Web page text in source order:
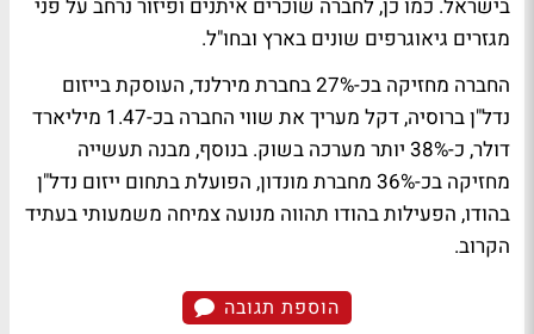
בישראל. כמו כן, לחברה שוכרים איתנים ופיזור נרחב על פני
מגזרים גיאוגרפים שונים בארץ ובחו"ל.
החברה מחזיקה בכ-27% בחברת מירלנד, העוסקת בייזום
נדל"ן ברוסיה, דקל מעריך את שווי החברה בכ-1.47 מיליארד
דולר, כ-38% יותר מערכה בשוק. בנוסף, מבנה תעשייה
מחזיקה בכ-36% מחברת מונדון, הפועלת בתחום ייזום נדל"ן
בהודו, הפעילות בהודו תהווה מנועה צמיחה משמעותי בעתיד
הקרוב.
הוספת תגובה